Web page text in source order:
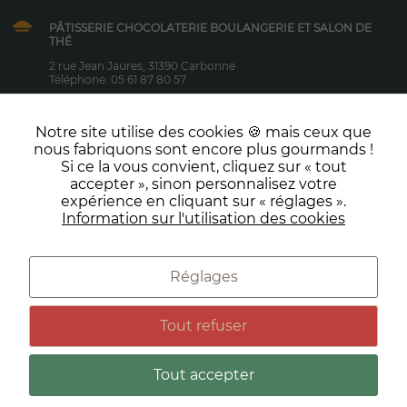
quantité
PÂTISSERIE CHOCOLATERIE BOULANGERIE ET SALON DE
THÉ
2 rue Jean Jaures, 31390 Carbonne
Téléphone: 05 61 87 80 57
NOS PRESTATIONS
Boulangerie
Entreprise
Réceptions
NOUS CONTACTER
Préférences de cookies Conditions générales de vente
Politique de données personnelles
Notre site utilise des cookies 🍪 mais ceux que
nous fabriquons sont encore plus gourmands !
Si ce la vous convient, cliquez sur « tout
accepter », sinon personnalisez votre
expérience en cliquant sur « réglages ».
Information sur l'utilisation des cookies
Réglages
Tout refuser
Tout accepter
vous
proposer du
personnalisé.